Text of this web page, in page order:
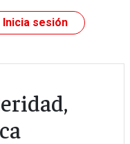
Inicia sesión